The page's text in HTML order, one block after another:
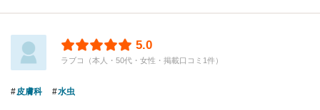
5.0
ラブコ（本人・50代・女性・掲載口コミ1件）
皮膚科 水虫